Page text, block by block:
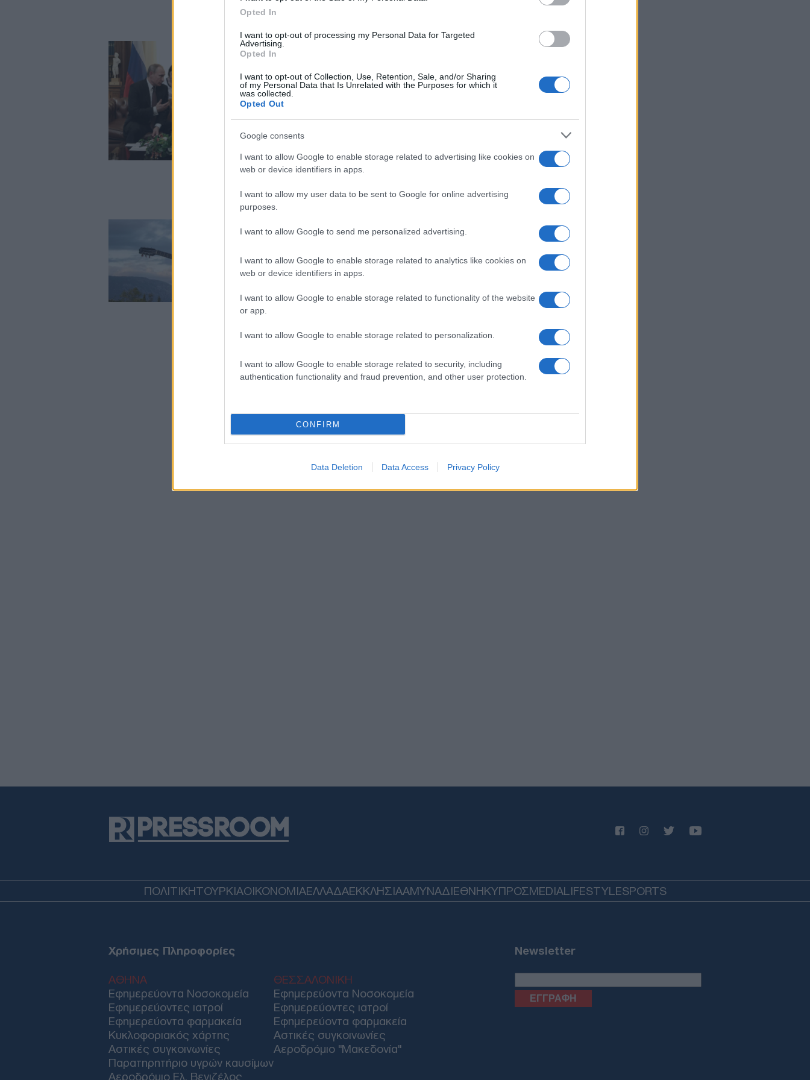
Opted In
I want to opt-out of processing my Personal Data for Targeted
Advertising.
Opted In
I want to opt-out of Collection, Use, Retention, Sale, and/or Sharing
of my Personal Data that Is Unrelated with the Purposes for which it
was collected.
Opted Out
Google consents
I want to allow Google to enable storage related to advertising like cookies on
web or device identifiers in apps.
I want to allow my user data to be sent to Google for online advertising
purposes.
I want to allow Google to send me personalized advertising.
I want to allow Google to enable storage related to analytics like cookies on
web or device identifiers in apps.
I want to allow Google to enable storage related to functionality of the website
or app.
I want to allow Google to enable storage related to personalization.
I want to allow Google to enable storage related to security, including
authentication functionality and fraud prevention, and other user protection.
CONFIRM
Data Deletion Data Access Privacy Policy
της κυβέρνησης Σημίτη
Ευχαριστίες Πούτιν σε
στην Ελλάδα
Τηλεφωνική επικοινωνία του
Βλαντιμίρ Πούτιν με τον Πρόεδρο
ΕΛΛΑΔΑ
Έκκληση να βοηθήσουν οι
πολίτες τον 11χρονο Χάρη
που αρνείται το Δημόσιο να
εκφράζει τις ευχαριστίες του σε
όλους όσοι ανταποκρίθηκαν στην
ΠΟΛΙΤΙΚΗΤΟΥΡΚΙΑΟΙΚΟΝΟΜΙΑΕΛΛΑΔΑΕΚΚΛΗΣΙΑΑΜΥΝΑΔΙΕΘΝΗΚΥΠΡΟΣMEDIALIFESTYLESPORTS
Χρήσιμες Πληροφορίες
ΑΘΗΝΑ
Εφημερεύοντα Νοσοκομεία
Εφημερεύοντες ιατροί
Εφημερεύοντα φαρμακεία
Κυκλοφοριακός χάρτης
Αστικές συγκοινωνίες
Παρατηρητήριο υγρών καυσίμων
Αεροδρόμιο Ελ. Βενιζέλος
ΘΕΣΣΑΛΟΝΙΚΗ
Εφημερεύοντα Νοσοκομεία
Εφημερεύοντες ιατροί
Εφημερεύοντα φαρμακεία
Αστικές συγκοινωνίες
Αεροδρόμιο "Μακεδονία"
Newsletter